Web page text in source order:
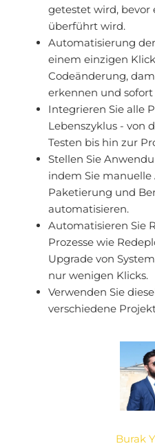
getestet wird, bevor
überführt wird.
Automatisierung
einem einzigen
Codeänderung,
erkennen und
Integrieren Sie alle
Lebenszyklus - von
Testen bis hin zur
Stellen Sie
indem Sie manuelle
Paketierung und
automatisieren.
Automatisieren Sie
Prozesse wie
Upgrade von
nur wenigen Klicks.
Verwenden Sie
verschiedene
Burak